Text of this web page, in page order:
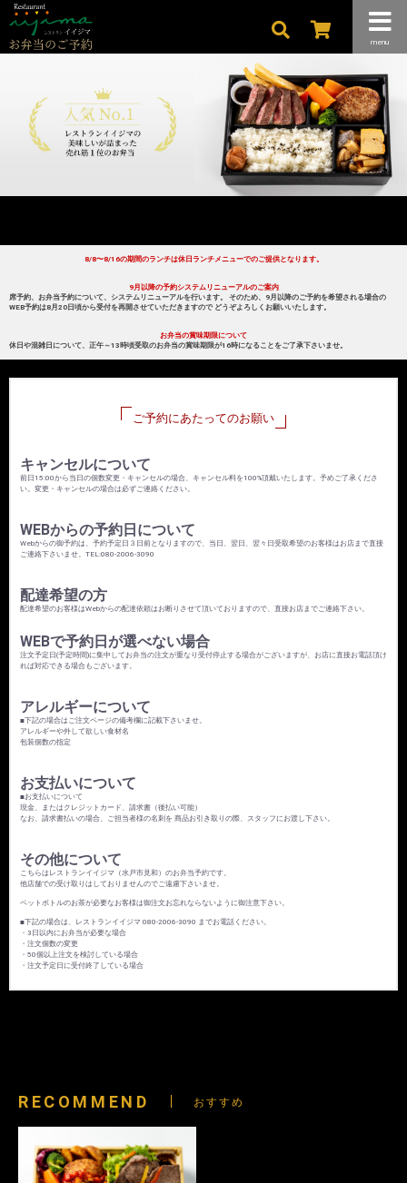
menu
8/8〜8/16の期間のランチは休日ランチメニューでのご提供となります。
9月以降の予約システムリニューアルのご案内
席予約、お弁当予約について、システムリニューアルを行います。 そのため、9月以降のご予約を希望される場合の
WEB予約は8月20日頃から受付を再開させていただきますので どうぞよろしくお願いいたします。
お弁当の賞味期限について
休日や混雑日について、正午～13時頃受取のお弁当の賞味期限が16時になることをご了承下さいませ。
ご予約にあたってのお願い
キャンセルについて
前日15:00から当日の個数変更・キャンセルの場合、キャンセル料を100%頂戴いたします。予めご了承くださ
い。変更・キャンセルの場合は必ずご連絡ください。
WEBからの予約日について
Webからの御予約は、予約予定日３日前となりますので、当日、翌日、翌々日受取希望のお客様はお店まで直接
ご連絡下さいませ。TEL:080-2006-3090
配達希望の方
配達希望のお客様はWebからの配達依頼はお断りさせて頂いておりますので、直接お店までご連絡下さい。
WEBで予約日が選べない場合
注文予定日(予定時間)に集中してお弁当の注文が重なり受付停止する場合がございますが、お店に直接お電話頂け
れば対応できる場合もございます。
アレルギーについて
■下記の場合はご注文ページの備考欄に記載下さいませ。
アレルギーや外して欲しい食材名
包装個数の指定
お支払いについて
■お支払いについて
現金、またはクレジットカード、請求書（後払い可能）
なお、請求書払いの場合、ご担当者様の名刺を 商品お引き取りの際、スタッフにお渡し下さい。
その他について
こちらはレストランイイジマ（水戸市見和）のお弁当予約です。
他店舗での受け取りはしておりませんのでご遠慮下さいませ。
ペットボトルのお茶が必要なお客様は御注文お忘れならないように御注意下さい。
■下記の場合は、レストランイイジマ 080-2006-3090 までお電話ください。
・3日以内にお弁当が必要な場合
・注文個数の変更
・50個以上注文を検討している場合
・注文予定日に受付終了している場合
RECOMMEND おすすめ